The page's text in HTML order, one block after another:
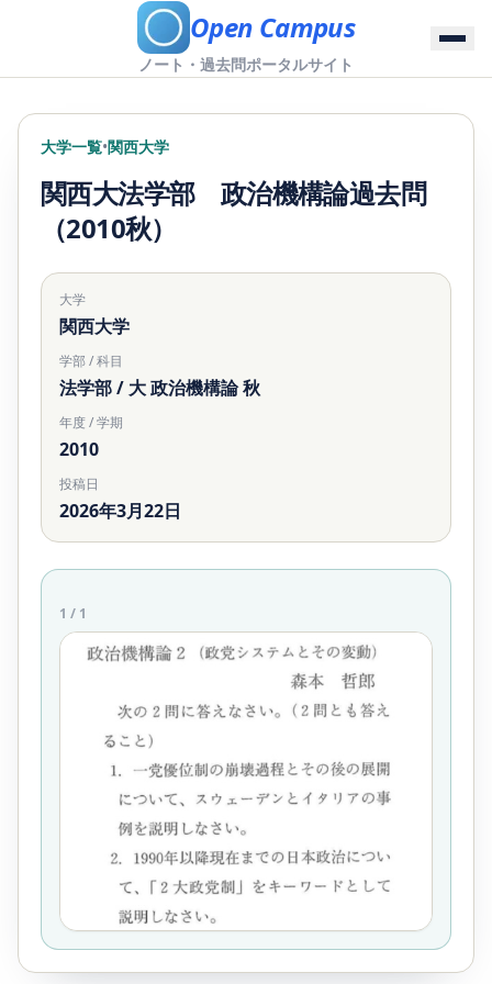
Open Campus
ノート・過去問ポータルサイト
大学一覧•関西大学
関西大法学部 政治機構論過去問
（2010秋）
大学
関西大学
学部 / 科目
法学部 / 大 政治機構論 秋
年度 / 学期
2010
投稿日
2026年3月22日
1 / 1